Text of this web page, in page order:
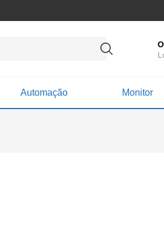
Automação Monitor